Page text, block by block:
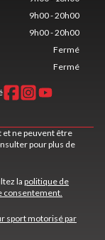
9h00 - 20h00
9h00 - 20h00
Fermé
Fermé
ne peuvent être
pour plus de
la politique de
consentement.
sport motorisé par